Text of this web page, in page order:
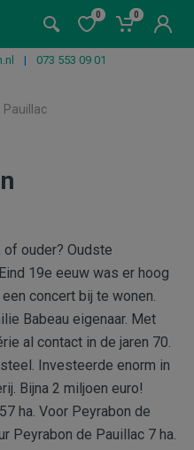
0 0
| 073 553 09 01
Pauillac
ouder? Oudste
19e eeuw was er hoog
concert bij te wonen.
Babeau eigenaar. Met
al contact in de jaren 70.
Investeerde enorm in
Bijna 2 miljoen euro!
ha. Voor Peyrabon de
Peyrabon de Pauillac 7 ha.